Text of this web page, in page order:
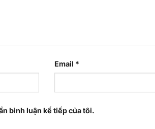
Email *
bình luận kế tiếp của tôi.